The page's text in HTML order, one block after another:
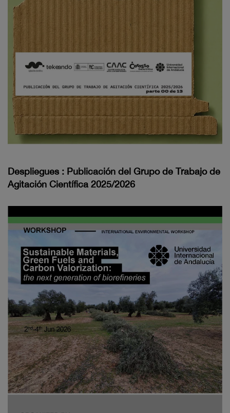
Despliegues : Publicación del Grupo de Trabajo de
Agitación Científica 2025/2026